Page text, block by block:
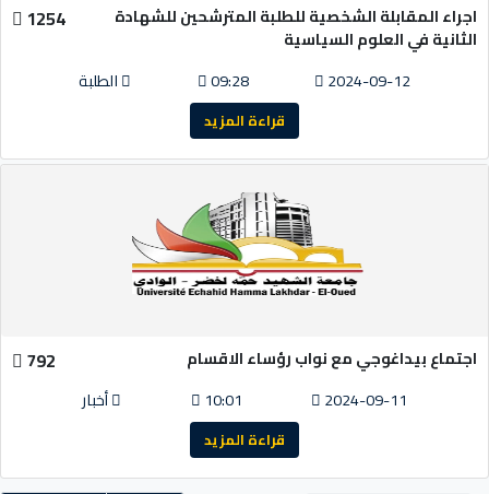
اجراء المقابلة الشخصية للطلبة المترشحين للشهادة
الثانية في العلوم السياسية
1254
2024-09-12
09:28 الطلبة
قراءة المزيد
اجتماع بيداغوجي مع نواب رؤساء الاقسام 792
2024-09-11
10:01 أخبار
قراءة المزيد